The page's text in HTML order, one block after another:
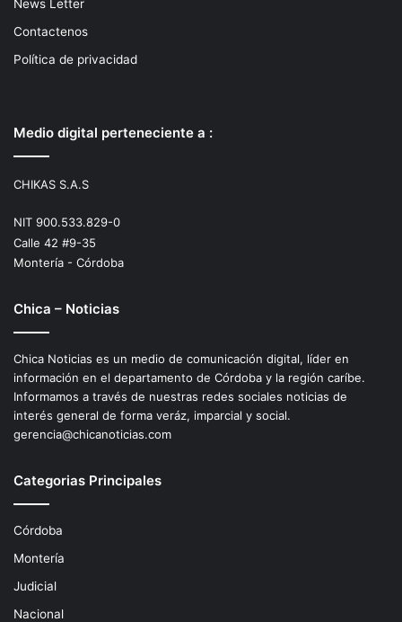
News Letter
Contactenos
Política de privacidad
Medio digital perteneciente a :
CHIKAS S.A.S
NIT 900.533.829-0
Calle 42 #9-35
Montería - Córdoba
Chica – Noticias
Chica Noticias es un medio de comunicación digital, líder en
información en el departamento de Córdoba y la región caríbe.
Informamos a través de nuestras redes sociales noticias de
interés general de forma veráz, imparcial y social.
gerencia@chicanoticias.com
Categorias Principales
Córdoba
Montería
Judicial
Nacional